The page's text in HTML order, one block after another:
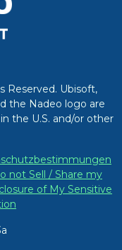
Reserved. Ubisoft,
the Nadeo logo are
the U.S. and/or other
not Sell / Share my
of My Sensitive